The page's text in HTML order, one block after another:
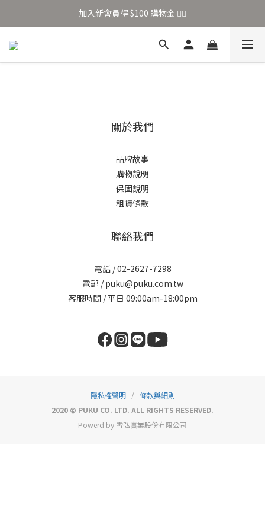
加入新會員得 $100 購物金 👉🏻
加入新會員得 $100 購物金 👉🏻
全站滿 $699 享免運
加入新會員得 $100 購物金 👉🏻
關於我們
品牌故事
購物說明
保固說明
租賃條款
聯絡我們
電話 / 02-2627-7298
電郵 / puku@puku.com.tw
客服時間 / 平日 09:00am-18:00pm
隱私權聲明/ 條款與細則
2020 © PUKU CO. LTD. ALL RIGHTS RESERVED.
Powerd by 雪弘實業股份有限公司